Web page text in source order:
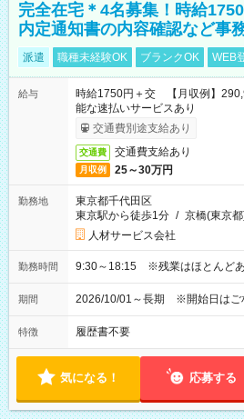
完全在宅＊4名募集！時給
内定通知書の内容確認など事
派遣 職種未経験OK ブランクOK WEB
給与
時給1750円＋交 【月収例】
能な速払いサービスあり
交通費別途支給あり
交通費 交通費支給あり
月収例 25～30万円
勤務地
東京都千代田区
東京駅から徒歩1分 / 京橋(東京
人材サービス会社
勤務時間 9:30～18:15 ※残業はほとんどあ
期間 2026/10/01～長期 ※開始日は
特徴 履歴書不要
気になる！ 応募する